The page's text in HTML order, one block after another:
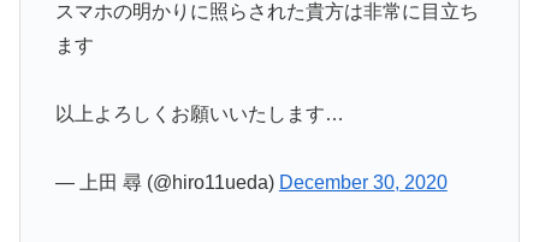
スマホの明かりに照らされた貴方は非常に目立ち
ます
以上よろしくお願いいたします…
— 上田 尋 (@hiro11ueda) December 30, 2020